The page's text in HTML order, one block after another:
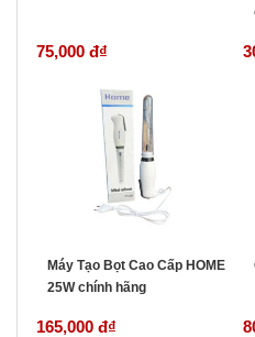
75,000 đ₫
Máy Tạo Bọt Cao Cấp HOME
25W chính hãng
165,000 đ₫